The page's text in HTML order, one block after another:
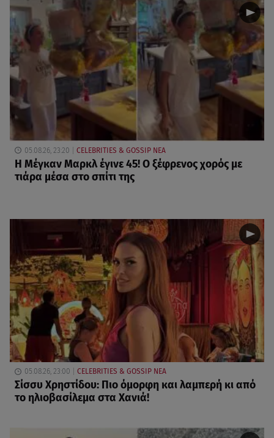
05.08.26, 23:20 CELEBRITIES & GOSSIP ΝΕΑ
Η Μέγκαν Μαρκλ έγινε 45! Ο ξέφρενος χορός με
τιάρα μέσα στο σπίτι της
05.08.26, 23:00 CELEBRITIES & GOSSIP ΝΕΑ
Σίσσυ Χρηστίδου: Πιο όμορφη και λαμπερή κι από
το ηλιοβασίλεμα στα Χανιά!